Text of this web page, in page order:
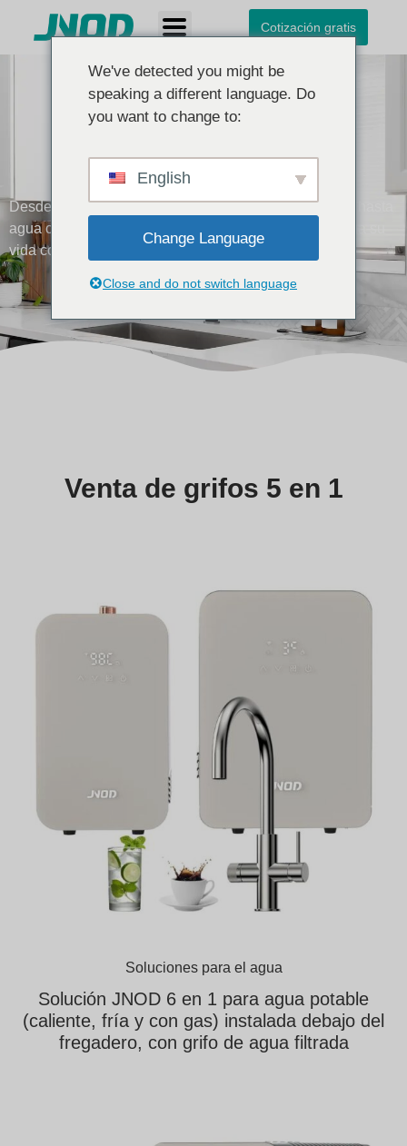
Cotización gratis
Grifo 5 en 1
Desde agua hirviendo filtrada para el té de la mañana hasta
agua con gas fría para refrescarse, este grifo transforma su
vida con un diseño moderno y tecnología inteligente.
Venta de grifos 5 en 1
Soluciones para el agua
Solución JNOD 6 en 1 para agua potable
(caliente, fría y con gas) instalada debajo del
fregadero, con grifo de agua filtrada
We've detected you might be
speaking a different language. Do
you want to change to:
English
Change Language
Close and do not switch language